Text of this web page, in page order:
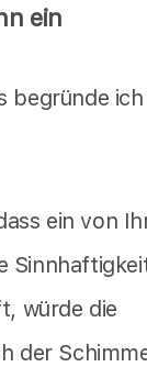
ein
begründe
ein von
würde die
der